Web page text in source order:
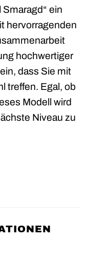
ein
hervorragenden
hochwertiger
dass Sie mit
treffen. Egal, ob
Modell wird
Niveau zu